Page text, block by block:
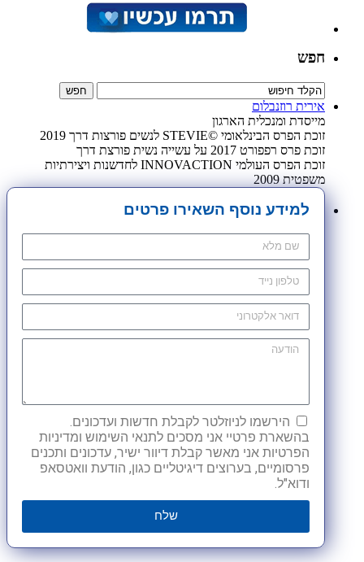
חפש
אירית רוזנבלום
מייסדת ומנכלית הארגון
זוכת הפרס הבינלאומי ©STEVIE לנשים פורצות דרך 2019
זוכת פרס רפפורט 2017 על עשייה נשית פורצת דרך
זוכת הפרס העולמי INNOVACTION לחדשנות ויצירתיות
משפטית 2009
למידע נוסף השאירו פרטים
הירשמו לניוזלטר לקבלת חדשות ועדכונים.
בהשארת פרטיי אני מסכים לתנאי השימוש ומדיניות
הפרטיות אני מאשר קבלת דיוור ישיר, עדכונים ותכנים
פרסומיים, בערוצים דיגיטליים כגון, הודעת וואטסאפ
ודוא"ל.
שלח